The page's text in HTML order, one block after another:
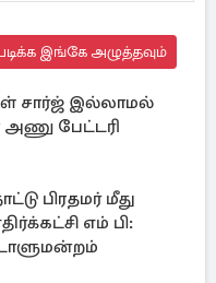
இங்கே அழுத்தவும்
சார்ஜ் இல்லாமல்
பேட்டரி
பிரதமர் மீது
எம் பி: